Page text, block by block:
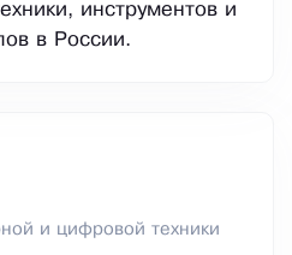
инструментов и
в России.
и цифровой техники